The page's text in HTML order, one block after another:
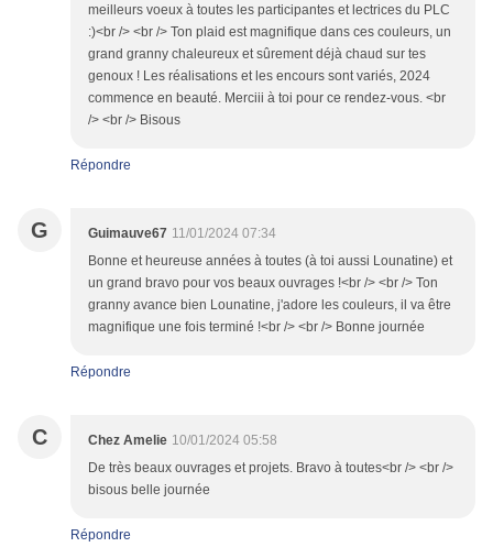
meilleurs voeux à toutes les participantes et lectrices du PLC
:)<br /> <br /> Ton plaid est magnifique dans ces couleurs, un
grand granny chaleureux et sûrement déjà chaud sur tes
genoux ! Les réalisations et les encours sont variés, 2024
commence en beauté. Merciii à toi pour ce rendez-vous. <br
/> <br /> Bisous
Répondre
G Guimauve67 11/01/2024 07:34
Bonne et heureuse années à toutes (à toi aussi Lounatine) et
un grand bravo pour vos beaux ouvrages !<br /> <br /> Ton
granny avance bien Lounatine, j'adore les couleurs, il va être
magnifique une fois terminé !<br /> <br /> Bonne journée
Répondre
C Chez Amelie 10/01/2024 05:58
De très beaux ouvrages et projets. Bravo à toutes<br /> <br />
bisous belle journée
Répondre